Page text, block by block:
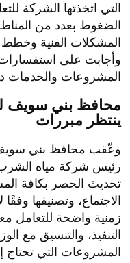
التي اتخذتها الشركة
الضغوط بعدد من
المشكلات الفنية وخطط
وأجابت على
المشروعات والخدمات
محافظ بني سويف
ينتظر مبررات
وعّقب محافظ بني
رئيس شركة مياه
تحديث الحصر بكافة
الاجتماع، وتصنيفها
زمنية واضحة للتعامل
التنفيذ، والتنسيق مع
المشروعات التي